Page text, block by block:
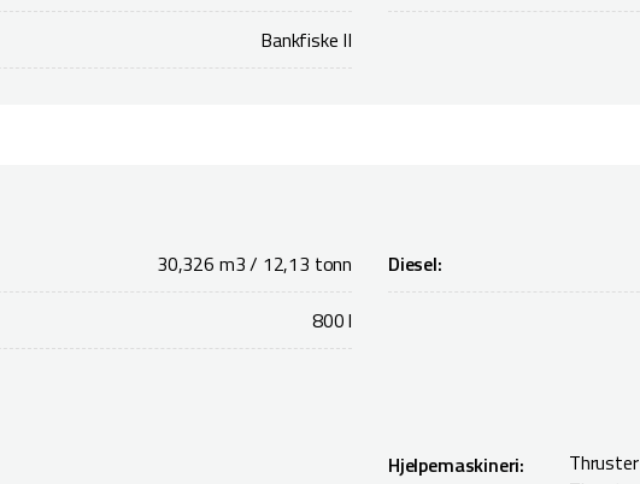
Bankfiske II
30,326 m3 / 12,13 tonn
Diesel:
800 l
Hjelpemaskineri: